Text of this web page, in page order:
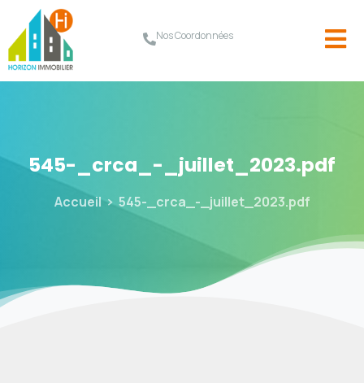
Nos Coordonnées
545-_crca_-_juillet_2023.pdf
Accueil 545-_crca_-_juillet_2023.pdf